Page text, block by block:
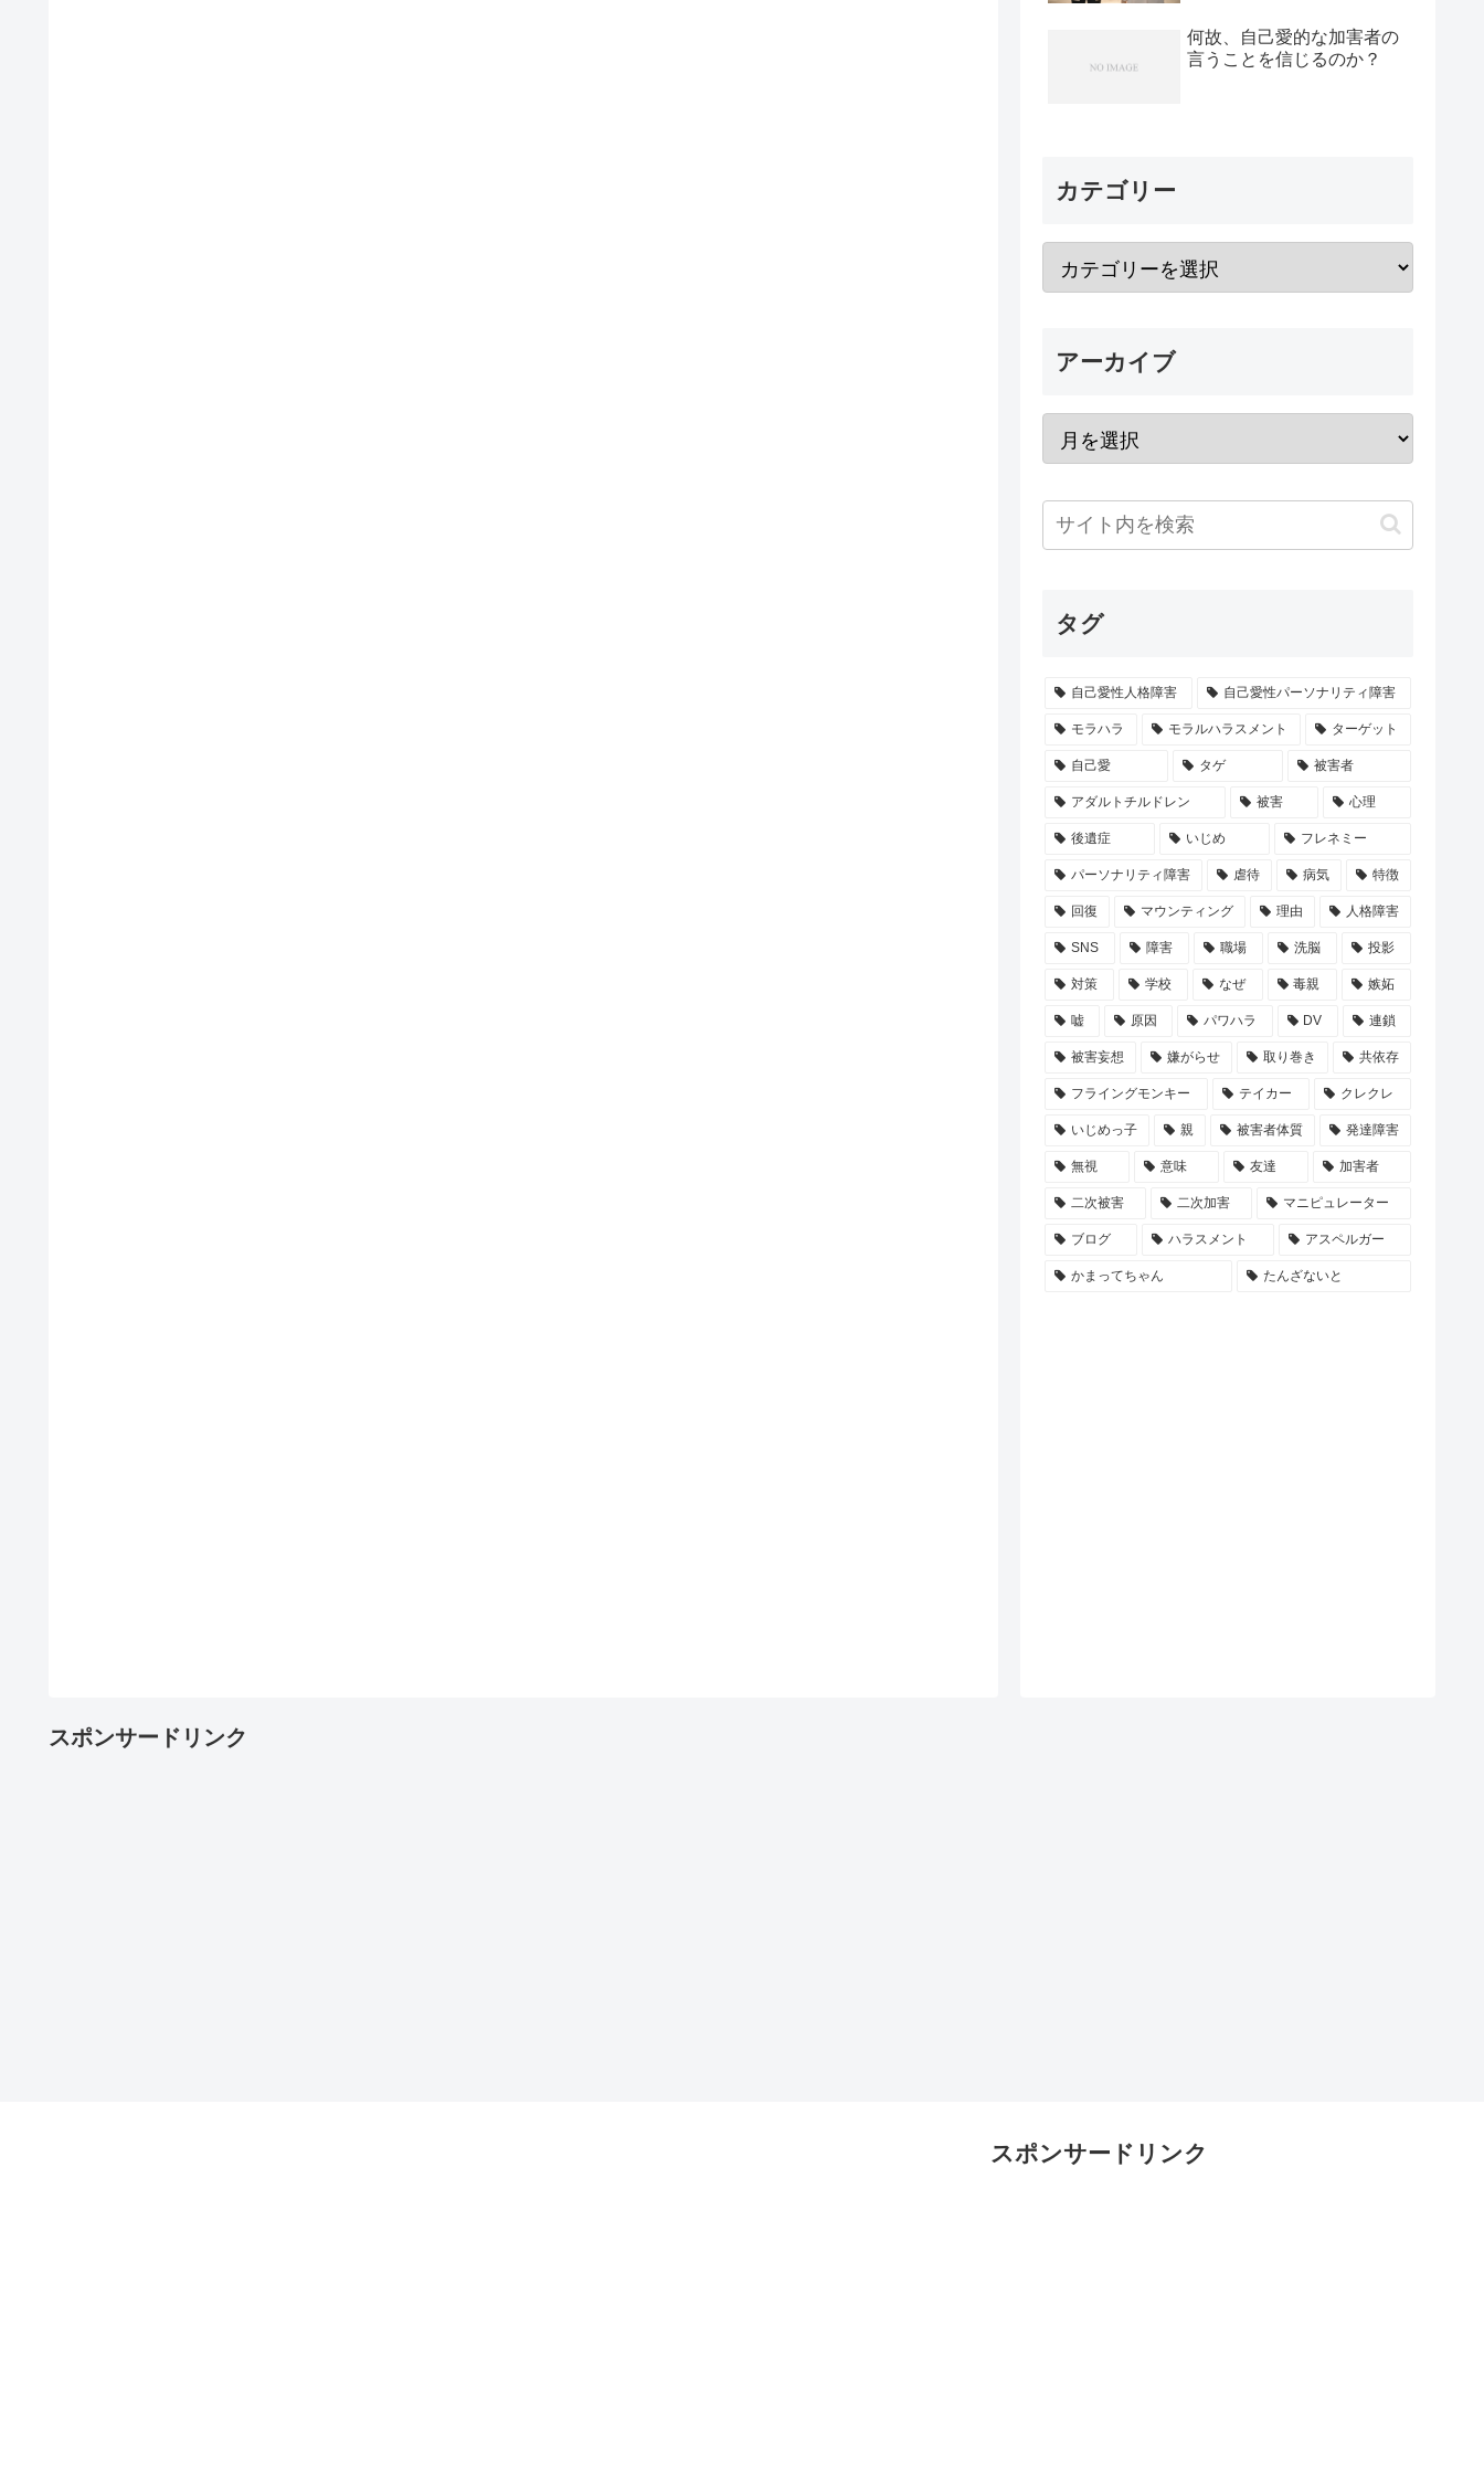
何故、自己愛的な加害者の
言うことを信じるのか？
カテゴリー
アーカイブ
タグ
自己愛性人格障害 自己愛性パーソナリティ障害
モラハラ モラルハラスメント ターゲット
自己愛 タゲ 被害者
アダルトチルドレン 被害 心理
後遺症 いじめ フレネミー
パーソナリティ障害 虐待 病気 特徴
回復 マウンティング 理由 人格障害
SNS 障害 職場 洗脳 投影
対策 学校 なぜ 毒親 嫉妬
嘘 原因 パワハラ DV 連鎖
被害妄想 嫌がらせ 取り巻き 共依存
フライングモンキー テイカー クレクレ
いじめっ子 親 被害者体質 発達障害
無視 意味 友達 加害者
二次被害 二次加害 マニピュレーター
ブログ ハラスメント アスペルガー
かまってちゃん たんざないと
スポンサードリンク
スポンサードリンク